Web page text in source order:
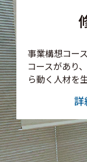
事業構想コー
コースがあり
ら動く人材を
詳